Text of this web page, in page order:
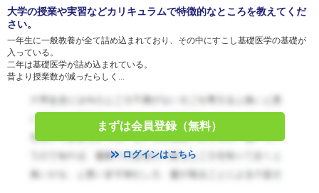
大学の授業や実習などカリキュラムで特徴的なところを教えてくだ
さい。
一年生に一般教養が全て詰め込まれており、その中にすこし基礎医学の基礎が
入っている。
二年は基礎医学が詰め込まれている。
昔より授業数が減ったらしく...
まずは会員登録（無料）
ログインはこちら